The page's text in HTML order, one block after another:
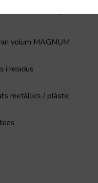
volum MAGNUM
i residus
metàl·lics / plàstic